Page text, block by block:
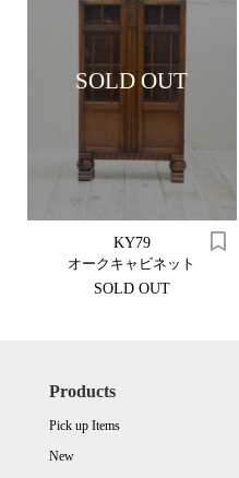
SOLD OUT
KY79
オークキャビネット
SOLD OUT
Products
Pick up Items
New